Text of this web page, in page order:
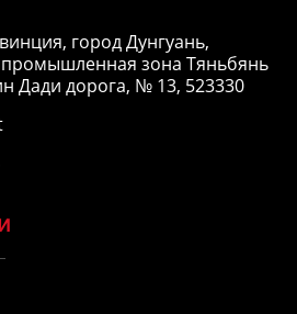
город Дунгуань,
зона Тяньбянь
Дади дорога, № 13, 523330